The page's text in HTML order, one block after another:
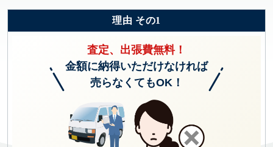
理由 その1
査定、出張費無料！
金額に納得いただけなければ
売らなくてもOK！